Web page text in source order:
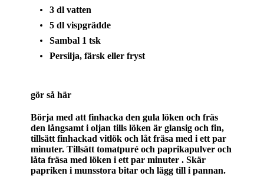
3 dl vatten
5 dl vispgrädde
Sambal 1 tsk
Persilja, färsk eller fryst
gör så här
Börja med att finhacka den gula löken och fräs
den långsamt i oljan tills löken är glansig och fin,
tillsätt finhackad vitlök och låt fräsa med i ett par
minuter. Tillsätt tomatpuré och paprikapulver och
låta fräsa med löken i ett par minuter . Skär
papriken i munsstora bitar och lägg till i pannan.